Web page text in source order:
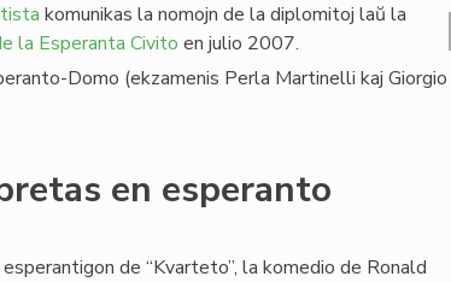
komunikas la nomojn de la diplomitoj laŭ la
la Esperanta Civito en julio 2007.
Domo (ekzamenis Perla Martinelli kaj
en esperanto
de “Kvarteto”, la komedio de Ronald